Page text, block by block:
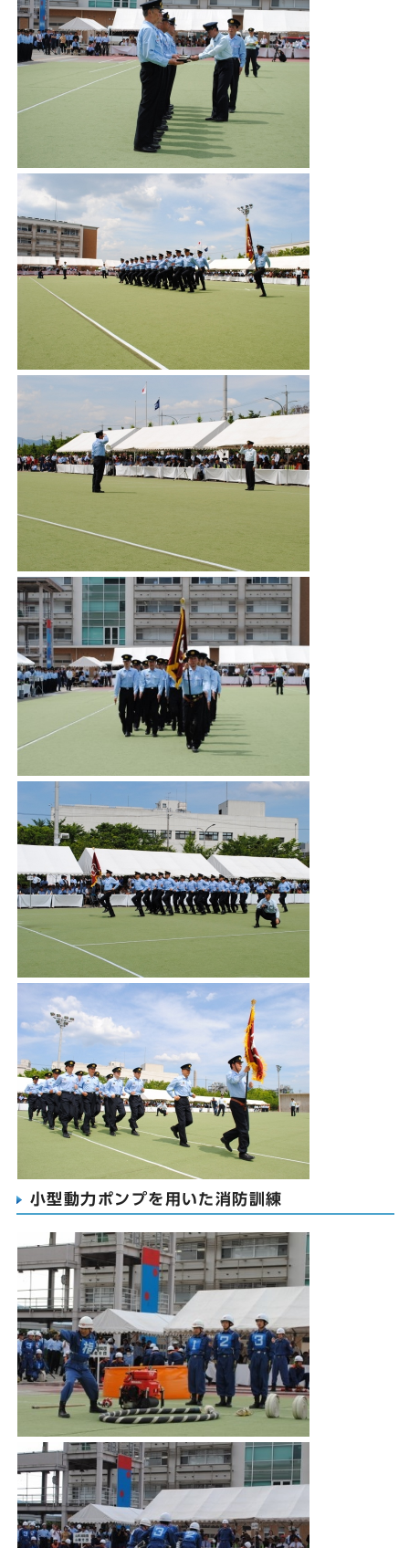
小型動力ポンプを用いた消防訓練